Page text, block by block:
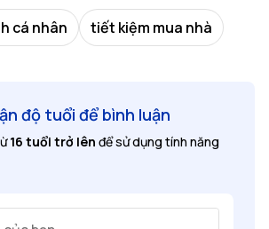
cá nhân tiết kiệm mua nhà
độ tuổi để bình luận
16 tuổi trở lên để sử dụng tính năng